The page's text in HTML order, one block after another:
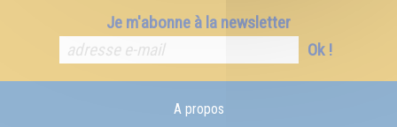
Je m'abonne à la newsletter
Ok !
A propos